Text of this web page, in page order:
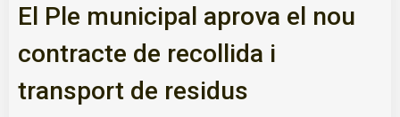
El Ple municipal aprova el nou
contracte de recollida i
transport de residus